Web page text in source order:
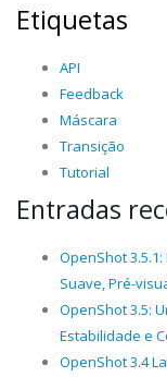
Etiquetas
API
Feedback
Máscara
Transição
Tutorial
Entradas
OpenShot
Suave, Pré-
OpenShot 3.5:
Estabilidade e
OpenShot 3.4